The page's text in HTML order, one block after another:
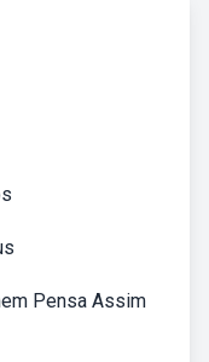
Pensa Assim